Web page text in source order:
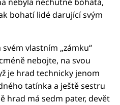
bohatí lidé darující svým
vlastním „zámku“
nebojte, na svou
je hrad technicky jenom
tatínka a ještě sestru
hrad má sedm pater, devět